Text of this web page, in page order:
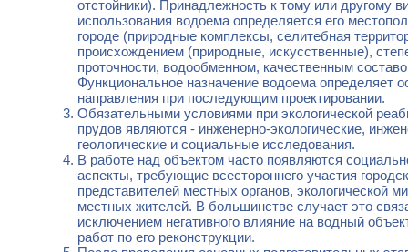
отстойники). Принадлежность к тому или другому
использования водоема определяется его
городе (природные комплексы, селитебная
происхождением (природные, искусственные),
проточности, водообменном, качественным
Функциональное назначение водоема определяет
направления при последующим проектировании.
Обязательными условиями при экологической
прудов являются - инженерно-экологические,
геологические и социальные исследования.
В работе над объектом часто появляются
аспекты, требующие всестороннего участия
представителей местных органов, экологической
местных жителей. В большинстве случает это
исключением негативного влияние на водный
работ по его реконструкции.